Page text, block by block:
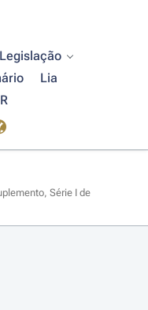
Legislação
Lia
Série I de